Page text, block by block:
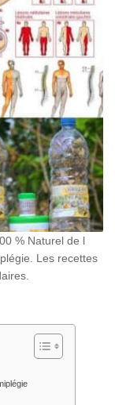
% Naturel de l
Les recettes